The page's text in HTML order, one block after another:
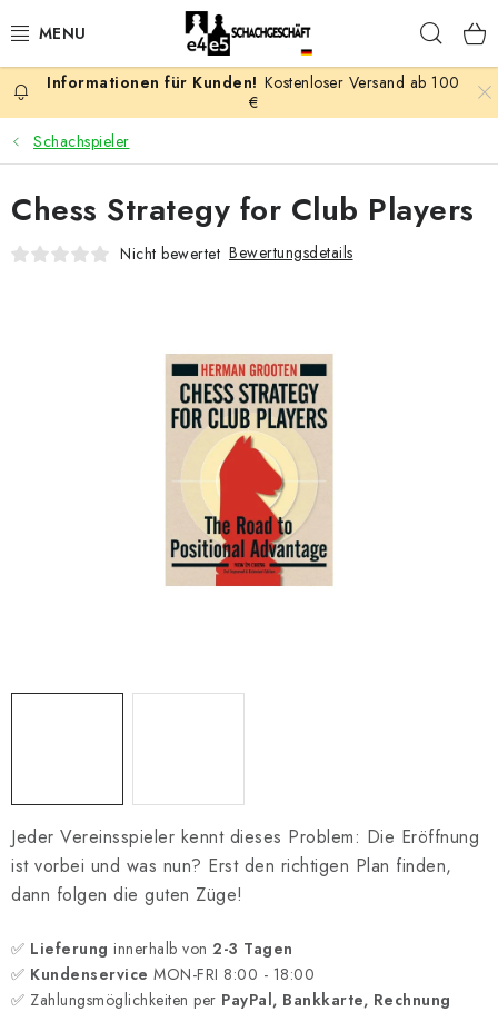
Inhalt
AKTION
SCHACHSPIELE
SCHACHFIGUREN
SCHACHBRETTER
SCHACH-ANTIQUITÄTENLADEN
Geschäftsbedingungen
Kostenloser Versand ab 100
€
Schachspieler
Jeder Vereinsspieler kennt dieses Problem: Die Eröffnung
ist vorbei und was nun? Erst den richtigen Plan finden,
dann folgen die guten Züge!
✅ Lieferung innerhalb von 2-3 Tagen
✅ Kundenservice MON-FRI 8:00 - 18:00
✅ Zahlungsmöglichkeiten per PayPal, Bankkarte, Rechnung
Chess Strategy for Club Players
Nicht bewertet Bewertungsdetails